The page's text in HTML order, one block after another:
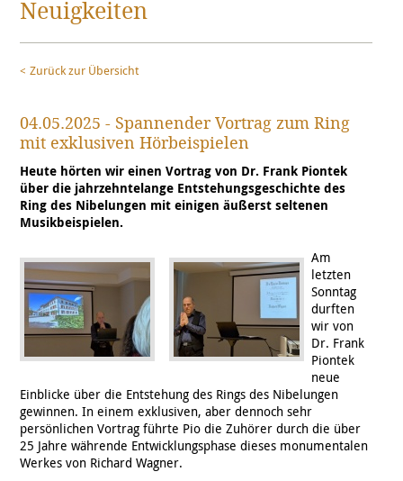
Neuigkeiten
Zurück zur Übersicht
04.05.2025 - Spannender Vortrag zum Ring
mit exklusiven Hörbeispielen
Heute hörten wir einen Vortrag von Dr. Frank Piontek
über die jahrzehntelange Entstehungsgeschichte des
Ring des Nibelungen mit einigen äußerst seltenen
Musikbeispielen.
Am
letzten
Sonntag
durften
wir von
Dr. Frank
Piontek
neue
Einblicke über die Entstehung des Rings des Nibelungen
gewinnen. In einem exklusiven, aber dennoch sehr
persönlichen Vortrag führte Pio die Zuhörer durch die über
25 Jahre währende Entwicklungsphase dieses monumentalen
Werkes von Richard Wagner.